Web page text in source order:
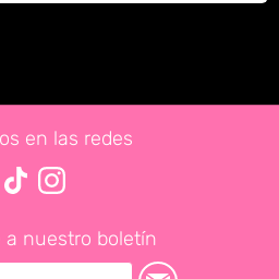
en las redes
a nuestro boletín